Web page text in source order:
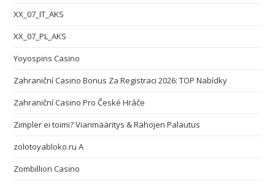
XX_07_IT_AKS
XX_07_PL_AKS
Yoyospins Casino
Zahraniční Casino Bonus Za Registraci 2026: TOP Nabídky
Zahraniční Casino Pro České Hráče
Zimpler ei toimi? Vianmääritys & Rahojen Palautus
zolotoyabloko.ru A
Zombillion Casino